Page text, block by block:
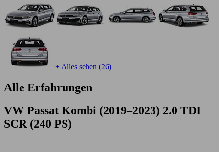
+ Alles sehen (26)
Alle Erfahrungen
VW Passat Kombi (2019–2023) 2.0 TDI
SCR (240 PS)